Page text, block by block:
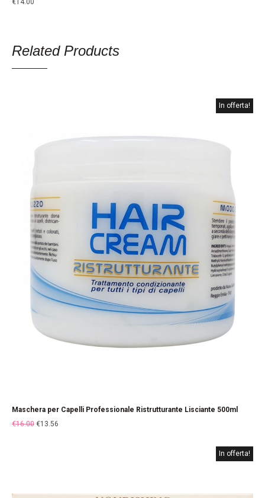
€ 14.00
Related Products
In offerta!
Maschera per Capelli Professionale Ristrutturante Lisciante 500ml
€16.00 €13.56
In offerta!